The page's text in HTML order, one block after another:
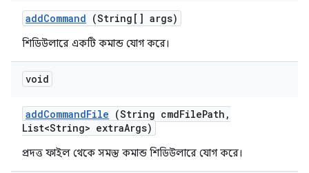
addCommand (String[] args)
শিডিউলারে একটি কমান্ড যোগ করে।
void
addCommandFile (String cmdFilePath ,
List<String> extraArgs)
প্রদত্ত ফাইল থেকে সমস্ত কমান্ড শিডিউলারে যোগ করে।